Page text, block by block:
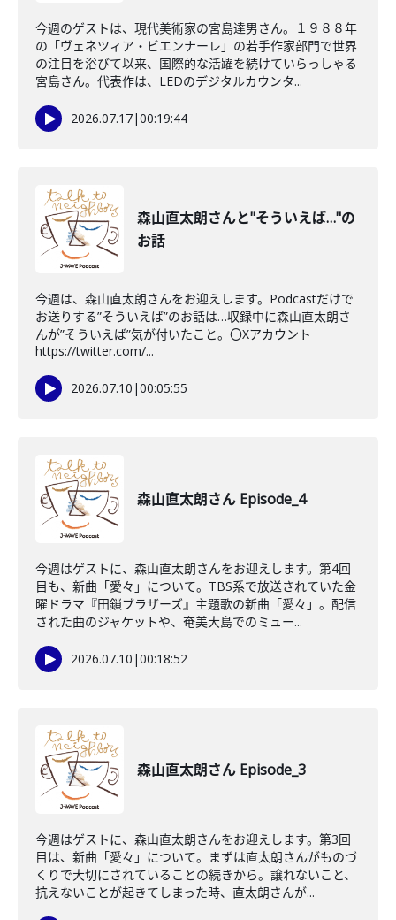
今週のゲストは、現代美術家の宮島達男さん。１９８８年
の「ヴェネツィア・ビエンナーレ」の若手作家部門で世界
の注目を浴びて以来、国際的な活躍を続けていらっしゃる
宮島さん。代表作は、LEDのデジタルカウンタ...
2026.07.17|00:19:44
森山直太朗さんと"そういえば…"の
お話
今週は、森山直太朗さんをお迎えします。Podcastだけで
お送りする”そういえば”のお話は…収録中に森山直太朗さ
んが”そういえば”気が付いたこと。〇Xアカウント
https://twitter.com/...
2026.07.10 |00:05:55
森山直太朗さん Episode_4
今週はゲストに、森山直太朗さんをお迎えします。第4回
目も、新曲「愛々」について。TBS系で放送されていた金
曜ドラマ『田鎖ブラザーズ』主題歌の新曲「愛々」。配信
された曲のジャケットや、奄美大島でのミュー...
2026.07.10 |00:18:52
森山直太朗さん Episode_3
今週はゲストに、森山直太朗さんをお迎えします。第3回
目は、新曲「愛々」について。まずは直太朗さんがものづ
くりで大切にされていることの続きから。譲れないこと、
抗えないことが起きてしまった時、直太朗さんが...